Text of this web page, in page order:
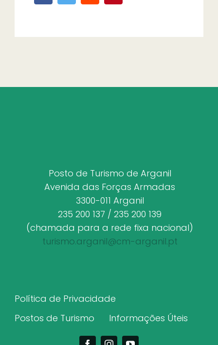
Posto de Turismo de Arganil
Avenida das Forças Armadas
3300-011 Arganil
235 200 137 / 235 200 139
(chamada para a rede fixa nacional)
turismo.arganil@cm-arganil.pt
Política de Privacidade
Postos de Turismo
Informações Úteis